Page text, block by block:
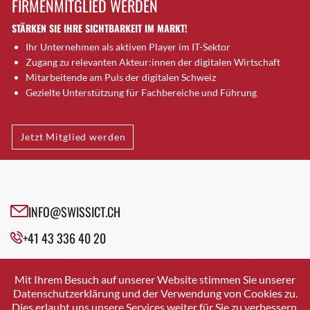
Brugg AG
Brütten
Bubendorf
Bubikon
Buchs (SG)
Bäretswil
Bülach
Cazis
Crissier
Davos Platz
Dierikon
Dietikon
FIRMENMITGLIED WERDEN
STÄRKEN SIE IHRE SICHTBARKEIT IM MARKT!
Ihr Unternehmen als aktiven Player im IT-Sektor
Zugang zu relevanten Akteur:innen der digitalen Wirtschaft
Mitarbeitende am Puls der digitalen Schweiz
Gezielte Unterstützung für Fachbereiche und Führung
Jetzt Mitglied werden
INFO@SWISSICT.CH
+41 43 336 40 20
SWISSICT
VULKANSTRASSE 120
8048 ZURICH
Mit Ihrem Besuch auf unserer Website stimmen Sie unserer
Datenschutzerklärung und der Verwendung von Cookies zu.
Dies erlaubt uns unsere Services weiter für Sie zu verbessern.